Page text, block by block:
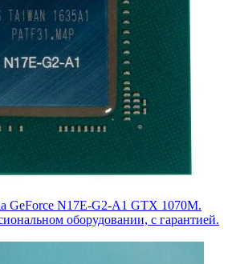
GeForce N17E-G2-A1 GTX 1070M.
оборудовании, с гарантией.